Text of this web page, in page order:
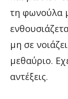
τη φωνούλα
μη σε
μεθαύριο.
αντέξεις.